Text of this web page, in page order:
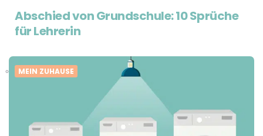
Abschied von Grundschule: 10 Sprüche
für Lehrerin
MEIN ZUHAUSE